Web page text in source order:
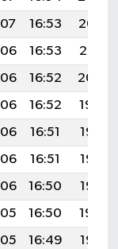
16:53
20:03
16:53
20:01
16:52
20:00
16:52
19:59
16:51
19:58
16:51
19:57
16:50
19:55
16:50
19:54
16:49
19:53